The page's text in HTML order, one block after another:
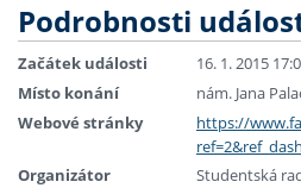
Podrobnosti
Začátek události
16. 1. 2015
Místo konání
nám. Jana
Webové stránky
https://
Organizátor
Studentská